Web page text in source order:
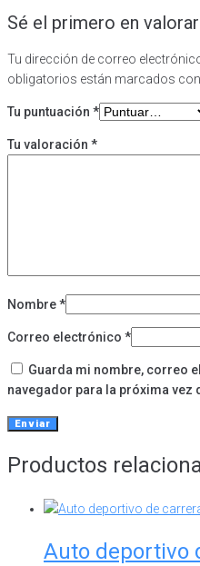
Sé el primero en
Tu dirección de correo
obligatorios están marcados con
Tu puntuación *
Tu valoración *
Nombre*
Correo electrónico *
Guarda mi nombre, correo
navegador para la próxima vez
Productos
Auto deportivo